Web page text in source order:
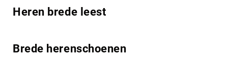
Heren brede leest
Brede herenschoenen